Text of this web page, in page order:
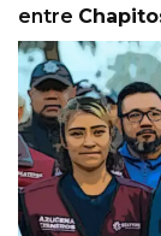
entre